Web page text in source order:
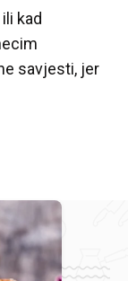
kad
savjesti, jer